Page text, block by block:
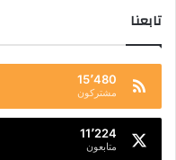
تابعنا
15٬480
مشتركون
11٬224
متابعون